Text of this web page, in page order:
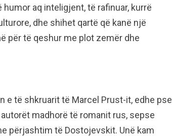
aq inteligjent, të rafinuar, kurrë
dhe shihet qartë që kanë një
për të qeshur me plot zemër dhe
e të shkruarit të Marcel Prust-it, edhe pse
madhorë të romanit rus, sepse
përjashtim të Dostojevskit. Unë kam